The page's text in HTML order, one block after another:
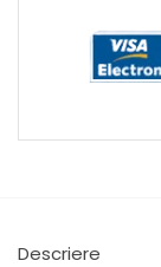
Descriere